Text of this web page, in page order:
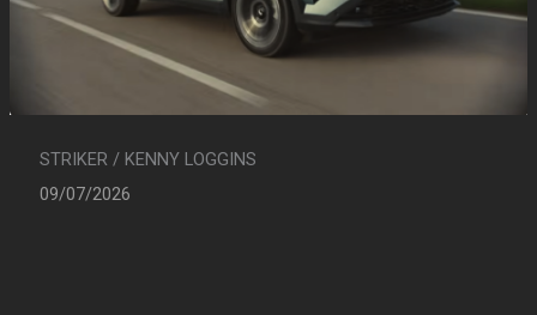
STRIKER / KENNY LOGGINS
09/07/2026